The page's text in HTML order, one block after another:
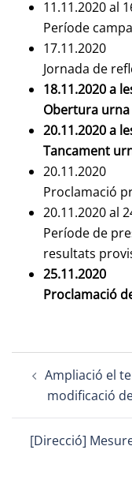
11.11.2020 al
Període
17.11.2020
Jornada de
18.11.2020 a
Obertura
20.11.2020 a
Tancament
20.11.2020
Proclamació
20.11.2020 al
Període de
resultats
25.11.2020
Proclamació
Post
navigation
Ampliació el
modificació
[Direcció]